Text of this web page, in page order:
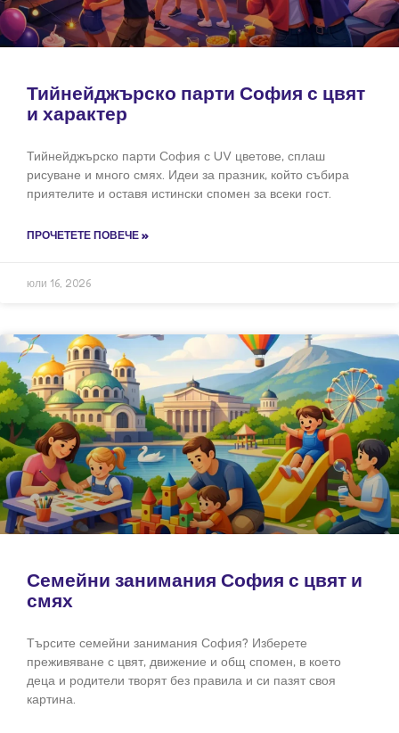
Тийнейджърско парти София с цвят
и характер
Тийнейджърско парти София с UV цветове, сплаш
рисуване и много смях. Идеи за празник, който събира
приятелите и оставя истински спомен за всеки гост.
ПРОЧЕТЕТЕ ПОВЕЧЕ »
юли 16, 2026
Семейни занимания София с цвят и
смях
Търсите семейни занимания София? Изберете
преживяване с цвят, движение и общ спомен, в което
деца и родители творят без правила и си пазят своя
картина.